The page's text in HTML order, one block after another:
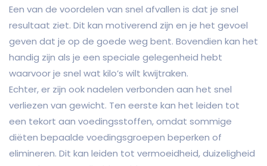
Een van de voordelen van snel afvallen is dat je snel
resultaat ziet. Dit kan motiverend zijn en je het gevoel
geven dat je op de goede weg bent. Bovendien kan het
handig zijn als je een speciale gelegenheid hebt
waarvoor je snel wat kilo’s wilt kwijtraken.
Echter, er zijn ook nadelen verbonden aan het snel
verliezen van gewicht. Ten eerste kan het leiden tot
een tekort aan voedingsstoffen, omdat sommige
diëten bepaalde voedingsgroepen beperken of
elimineren. Dit kan leiden tot vermoeidheid, duizeligheid